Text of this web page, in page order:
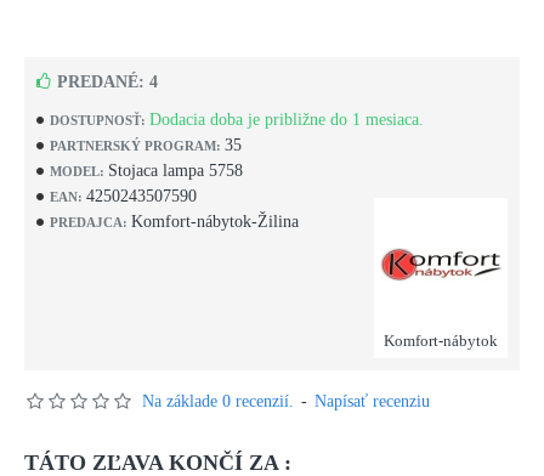
DOSTUPNOSŤ: Dodacia doba je približne do 1 mesiaca.
PARTNERSKÝ PROGRAM: 35
MODEL: Stojaca lampa 5758
EAN: 4250243507590
PREDAJCA: Komfort-nábytok-Žilina
Komfort-nábytok
PREDANÉ: 4
Na základe 0 recenzií. - Napísať recenziu
TÁTO ZĽAVA KONČÍ ZA :